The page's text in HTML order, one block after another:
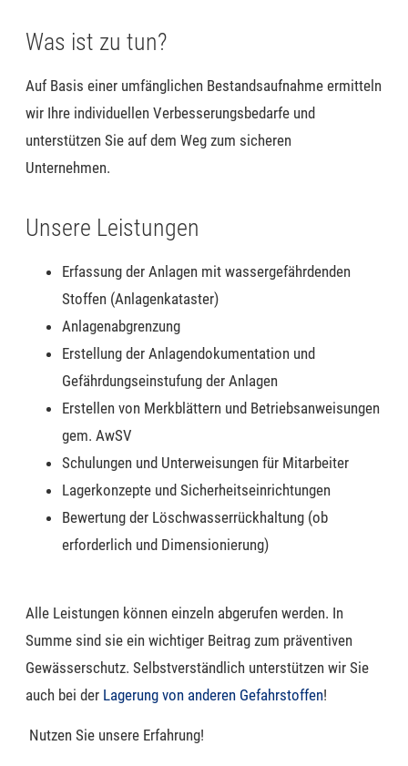
Was ist zu tun?
Auf Basis einer umfänglichen Bestandsaufnahme ermitteln
wir Ihre individuellen Verbesserungsbedarfe und
unterstützen Sie auf dem Weg zum sicheren
Unternehmen.
Unsere Leistungen
Erfassung der Anlagen mit wassergefährdenden
Stoffen (Anlagenkataster)
Anlagenabgrenzung
Erstellung der Anlagendokumentation und
Gefährdungseinstufung der Anlagen
Erstellen von Merkblättern und Betriebsanweisungen
gem. AwSV
Schulungen und Unterweisungen für Mitarbeiter
Lagerkonzepte und Sicherheitseinrichtungen
Bewertung der Löschwasserrückhaltung (ob
erforderlich und Dimensionierung)
Alle Leistungen können einzeln abgerufen werden. In
Summe sind sie ein wichtiger Beitrag zum präventiven
Gewässerschutz. Selbstverständlich unterstützen wir Sie
auch bei der Lagerung von anderen Gefahrstoffen!
Nutzen Sie unsere Erfahrung!